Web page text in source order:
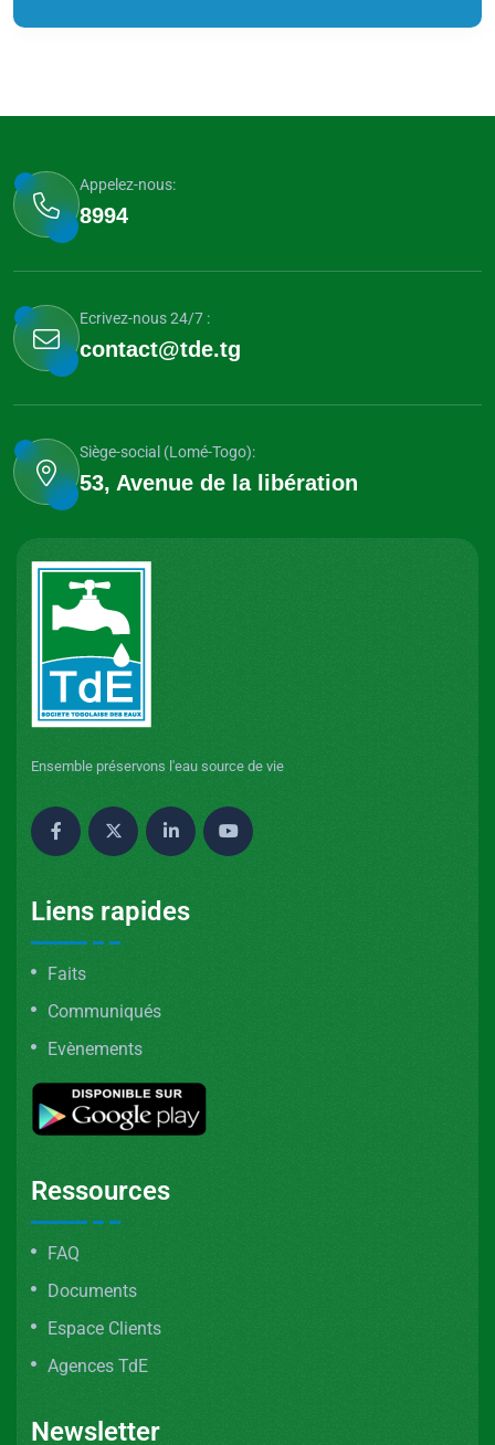
Appelez-nous:
8994
Ecrivez-nous 24/7 :
contact@tde.tg
Siège-social (Lomé-Togo):
53, Avenue de la libération
Ensemble préservons l'eau source de vie
Liens rapides
Faits
Communiqués
Evènements
Ressources
FAQ
Documents
Espace Clients
Agences TdE
Newsletter